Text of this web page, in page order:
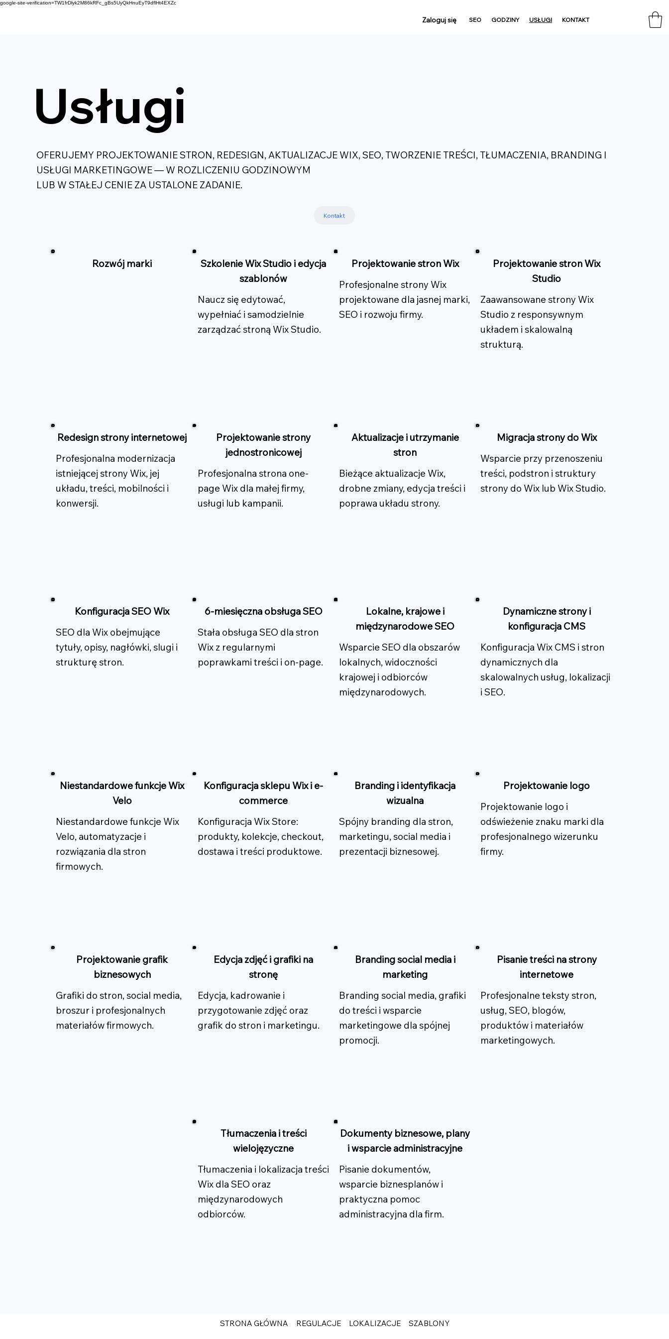
google-site-verification=TW1frDlyk2M86kRFc_gBs5UyQkHnuEyT9dflHt4EXZc
Zaloguj się SEO GODZINY USŁUGI KONTAKT
Usługi
OFERUJEMY PROJEKTOWANIE STRON, REDESIGN, AKTUALIZACJE WIX, SEO, TWORZENIE TREŚCI, TŁUMACZENIA, BRANDING I
USŁUGI MARKETINGOWE — W ROZLICZENIU GODZINOWYM
LUB W STAŁEJ CENIE ZA USTALONE ZADANIE.
Kontakt
Rozwój marki
Szkolenie Wix Studio i edycja
szablonów
Naucz się edytować,
wypełniać i samodzielnie
zarządzać stroną Wix Studio.
Projektowanie stron Wix
Profesjonalne strony Wix
projektowane dla jasnej marki,
SEO i rozwoju firmy.
Projektowanie stron Wix
Studio
Zaawansowane strony Wix
Studio z responsywnym
układem i skalowalną
strukturą.
Redesign strony internetowej
Profesjonalna modernizacja
istniejącej strony Wix, jej
układu, treści, mobilności i
konwersji.
Projektowanie strony
jednostronicowej
Profesjonalna strona one-
page Wix dla małej firmy,
usługi lub kampanii.
Aktualizacje i utrzymanie
stron
Bieżące aktualizacje Wix,
drobne zmiany, edycja treści i
poprawa układu strony.
Migracja strony do Wix
Wsparcie przy przenoszeniu
treści, podstron i struktury
strony do Wix lub Wix Studio.
Konfiguracja SEO Wix
SEO dla Wix obejmujące
tytuły, opisy, nagłówki, slugi i
strukturę stron.
6-miesięczna obsługa SEO
Stała obsługa SEO dla stron
Wix z regularnymi
poprawkami treści i on-page.
Lokalne, krajowe i
międzynarodowe SEO
Wsparcie SEO dla obszarów
lokalnych, widoczności
krajowej i odbiorców
międzynarodowych.
Dynamiczne strony i
konfiguracja CMS
Konfiguracja Wix CMS i stron
dynamicznych dla
skalowalnych usług, lokalizacji
i SEO.
Niestandardowe funkcje Wix
Velo
Niestandardowe funkcje Wix
Velo, automatyzacje i
rozwiązania dla stron
firmowych.
Konfiguracja sklepu Wix i e-
commerce
Konfiguracja Wix Store:
produkty, kolekcje, checkout,
dostawa i treści produktowe.
Branding i identyfikacja
wizualna
Spójny branding dla stron,
marketingu, social media i
prezentacji biznesowej.
Projektowanie logo
Projektowanie logo i
odświeżenie znaku marki dla
profesjonalnego wizerunku
firmy.
Projektowanie grafik
biznesowych
Grafiki do stron, social media,
broszur i profesjonalnych
materiałów firmowych.
Edycja zdjęć i grafiki na
stronę
Edycja, kadrowanie i
przygotowanie zdjęć oraz
grafik do stron i marketingu.
Branding social media i
marketing
Branding social media, grafiki
do treści i wsparcie
marketingowe dla spójnej
promocji.
Pisanie treści na strony
internetowe
Profesjonalne teksty stron,
usług, SEO, blogów,
produktów i materiałów
marketingowych.
Tłumaczenia i treści
wielojęzyczne
Tłumaczenia i lokalizacja treści
Wix dla SEO oraz
międzynarodowych
odbiorców.
Dokumenty biznesowe, plany
i wsparcie administracyjne
Pisanie dokumentów,
wsparcie biznesplanów i
praktyczna pomoc
administracyjna dla firm.
STRONA GŁÓWNA REGULACJE LOKALIZACJE SZABLONY